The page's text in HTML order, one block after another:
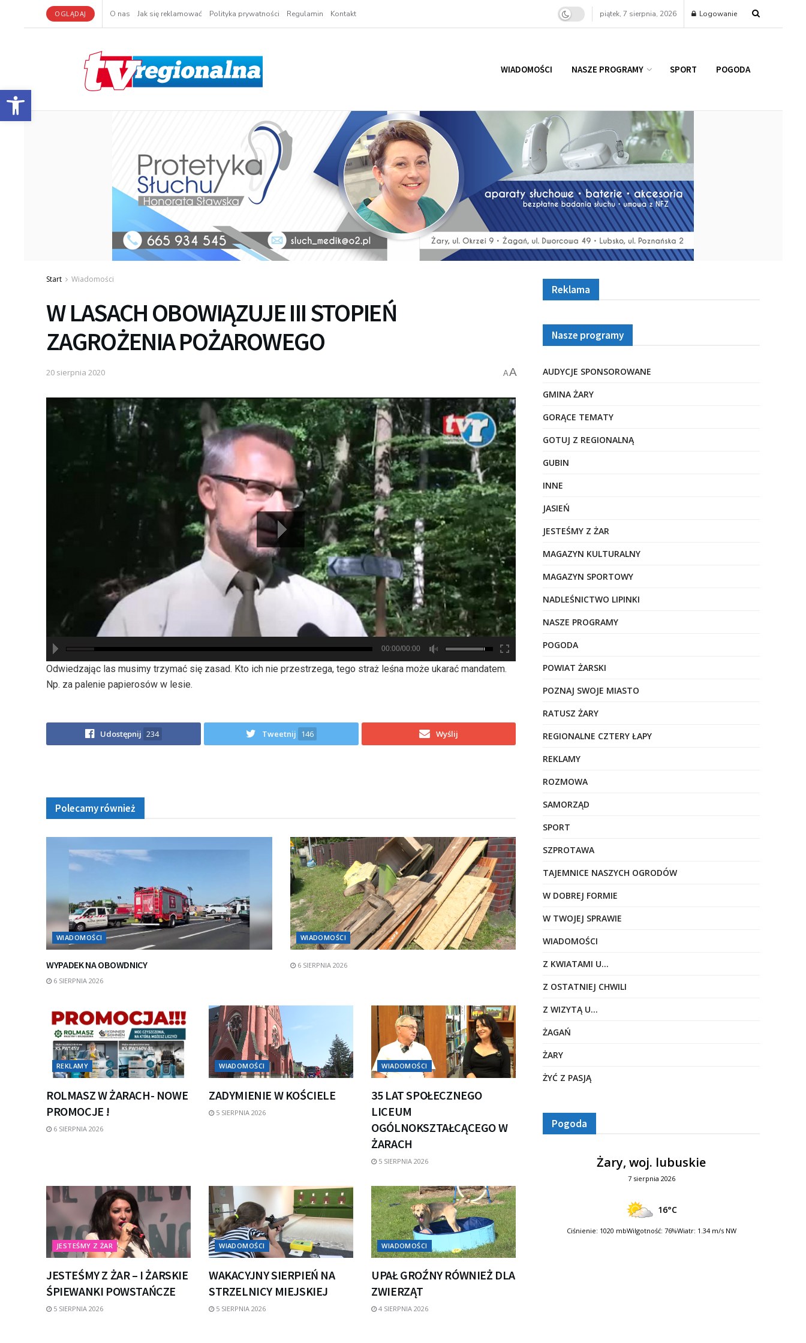
Otwórz pasek narzędzi
OGLĄDAJ O nas Jak się reklamować Polityka prywatności Regulamin Kontakt piątek, 7 sierpnia, 2026 Logowanie
WIADOMOŚCI NASZE PROGRAMY SPORT POGODA
Start Wiadomości
W LASACH OBOWIĄZUJE III STOPIEŃ
ZAGROŻENIA POŻAROWEGO
20 sierpnia 2020 AA
hd2880
hd2160
hd2160
hd1440
highres
hd1080
hd720
large
medium
small
tiny
00:00/00:00
Odwiedzając las musimy trzymać się zasad. Kto ich nie przestrzega, tego straż leśna może ukarać mandatem.
Np. za palenie papierosów w lesie.
Udostępnij 234 Tweetnij 146 Wyślij
Polecamy również
WIADOMOŚCI
WYPADEK NA OBOWDNICY
6 SIERPNIA 2026
WIADOMOŚCI
6 SIERPNIA 2026
REKLAMY
ROLMASZ W ŻARACH- NOWE
PROMOCJE !
6 SIERPNIA 2026
WIADOMOŚCI
ZADYMIENIE W KOŚCIELE
5 SIERPNIA 2026
WIADOMOŚCI
35 LAT SPOŁECZNEGO
LICEUM
OGÓLNOKSZTAŁCĄCEGO W
ŻARACH
5 SIERPNIA 2026
JESTEŚMY Z ŻAR
JESTEŚMY Z ŻAR – I ŻARSKIE
ŚPIEWANKI POWSTAŃCZE
5 SIERPNIA 2026
WIADOMOŚCI
WAKACYJNY SIERPIEŃ NA
STRZELNICY MIEJSKIEJ
5 SIERPNIA 2026
WIADOMOŚCI
UPAŁ GROŹNY RÓWNIEŻ DLA
ZWIERZĄT
4 SIERPNIA 2026
Reklama
Nasze programy
AUDYCJE SPONSOROWANE
GMINA ŻARY
GORĄCE TEMATY
GOTUJ Z REGIONALNĄ
GUBIN
INNE
JASIEŃ
JESTEŚMY Z ŻAR
MAGAZYN KULTURALNY
MAGAZYN SPORTOWY
NADLEŚNICTWO LIPINKI
NASZE PROGRAMY
POGODA
POWIAT ŻARSKI
POZNAJ SWOJE MIASTO
RATUSZ ŻARY
REGIONALNE CZTERY ŁAPY
REKLAMY
ROZMOWA
SAMORZĄD
SPORT
SZPROTAWA
TAJEMNICE NASZYCH OGRODÓW
W DOBREJ FORMIE
W TWOJEJ SPRAWIE
WIADOMOŚCI
Z KWIATAMI U…
Z OSTATNIEJ CHWILI
Z WIZYTĄ U…
ŻAGAŃ
ŻARY
ŻYĆ Z PASJĄ
Pogoda
Żary, woj. lubuskie
7 sierpnia 2026
16°C
Ciśnienie: 1020 mbWilgotność: 76%Wiatr: 1.34 m/s NW